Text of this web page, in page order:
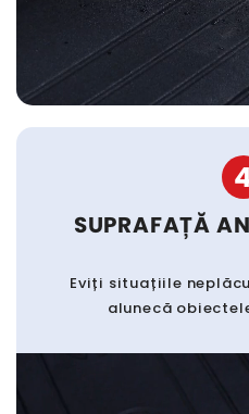
SUPRAFAȚĂ
Eviți situațiile
alunecă